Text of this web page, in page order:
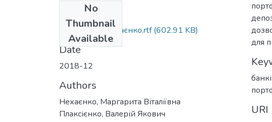
No
Thumbnail
Available
Avtoreferat_Нехаєнко.rtf(602.91 KB)
Date
2018-12
Authors
Нехаєнко, Маргарита Віталіївна
Плаксієнко, Валерій Якович
для
URI